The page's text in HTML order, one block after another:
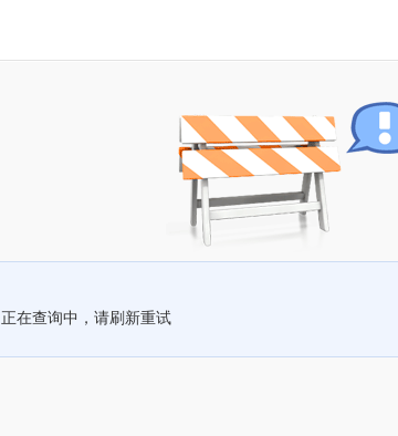
正在查询中，请刷新重试